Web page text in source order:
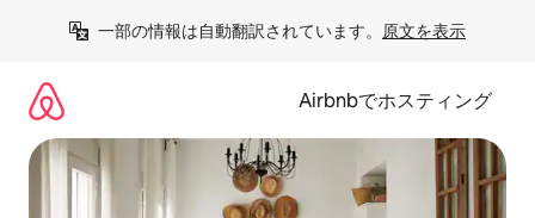
一部の情報は自動翻訳されています。 原文を表示
Airbnbでホスティング